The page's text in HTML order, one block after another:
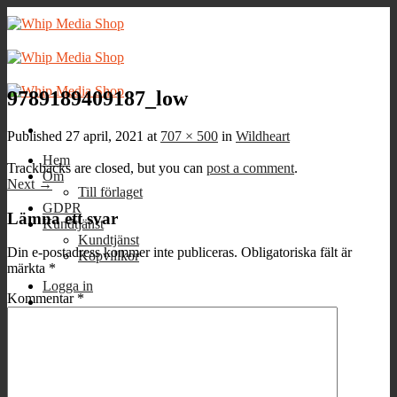
Skip
to
Hem
Om
Till förlaget
GDPR
Kundtjänst
Kundtjänst
Köpvillkor
Logga in
9789189409187_low
Published 27 april, 2021 at 707 × 500 in Wildheart
Trackbacks are closed, but you can post a comment.
Next →
Lämna ett svar
Din e-postadress kommer inte publiceras. Obligatoriska fält är
märkta *
Kommentar *